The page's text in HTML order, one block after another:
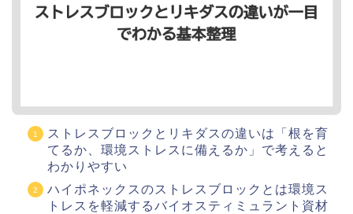
ストレスブロックとリキダスの違いは「根を育
てるか、環境ストレスに備えるか」で考えると
わかりやすい
ハイポネックスのストレスブロックとは環境ス
トレスを軽減するバイオスティミュラント資材